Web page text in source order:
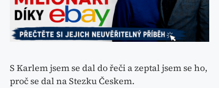
S Karlem jsem se dal do řeči a zeptal jsem se ho,
proč se dal na Stezku Českem.